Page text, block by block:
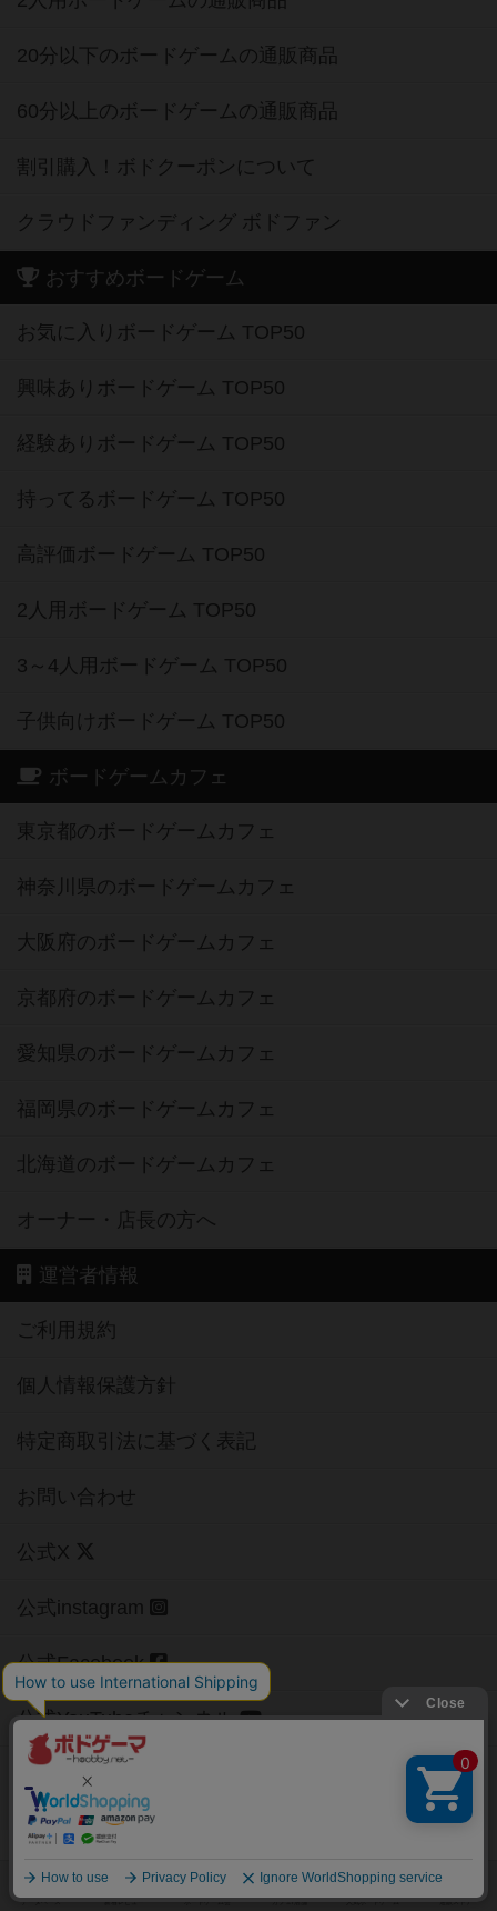
20分以下のボードゲームの通販商品
60分以上のボードゲームの通販商品
割引購入！ボドクーポンについて
クラウドファンディング ボドファン
おすすめボードゲーム
お気に入りボードゲーム TOP50
興味ありボードゲーム TOP50
経験ありボードゲーム TOP50
持ってるボードゲーム TOP50
高評価ボードゲーム TOP50
2人用ボードゲーム TOP50
3～4人用ボードゲーム TOP50
子供向けボードゲーム TOP50
ボードゲームカフェ
東京都のボードゲームカフェ
神奈川県のボードゲームカフェ
大阪府のボードゲームカフェ
京都府のボードゲームカフェ
愛知県のボードゲームカフェ
福岡県のボードゲームカフェ
北海道のボードゲームカフェ
オーナー・店長の方へ
運営者情報
ご利用規約
個人情報保護方針
特定商取引法に基づく表記
お問い合わせ
公式X
公式instagram
公式Facebook
公式YouTubeチャンネル